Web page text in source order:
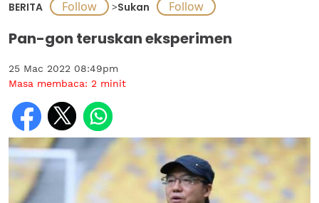
BERITA >Sukan
Pan-gon teruskan eksperimen
25 Mac 2022 08:49pm
Masa membaca: 2 minit